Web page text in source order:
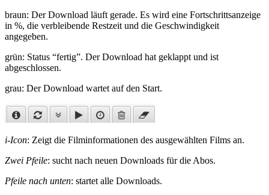
braun: Der Download läuft gerade. Es wird eine Fortschrittsanzeige
in %, die verbleibende Restzeit und die Geschwindigkeit
angegeben.
grün: Status “fertig”. Der Download hat geklappt und ist
abgeschlossen.
grau: Der Download wartet auf den Start.
i-Icon: Zeigt die Filminformationen des ausgewählten Films an.
Zwei Pfeile: sucht nach neuen Downloads für die Abos.
Pfeile nach unten: startet alle Downloads.